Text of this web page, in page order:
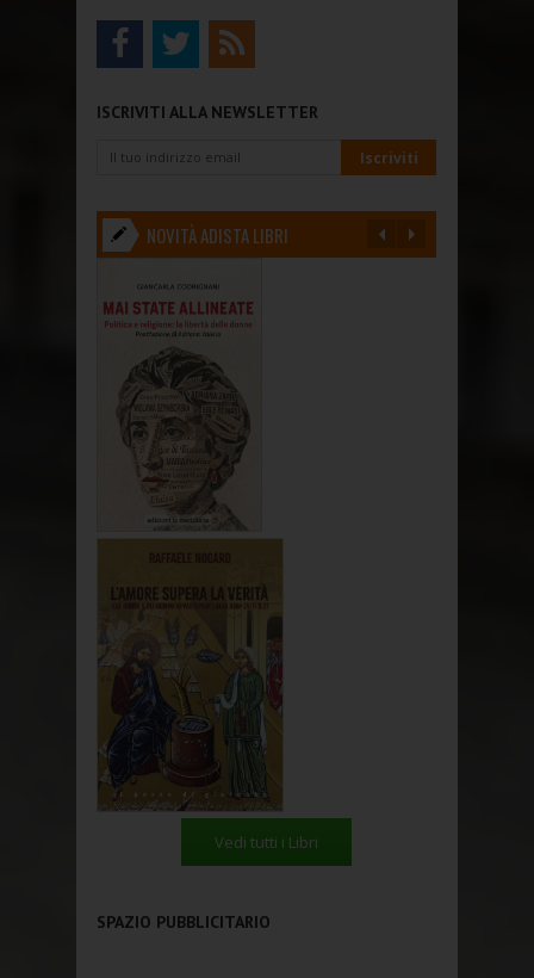
ISCRIVITI ALLA NEWSLETTER
NOVITÀ ADISTA LIBRI
Vedi tutti i Libri
SPAZIO PUBBLICITARIO